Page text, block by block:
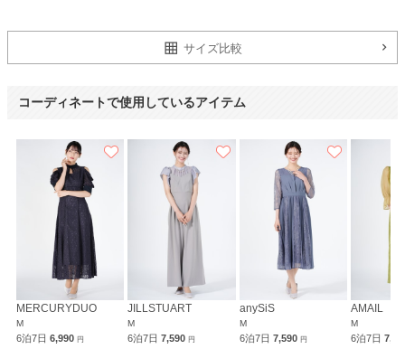
サイズ比較
コーディネートで使用しているアイテム
MERCURYDUO
M
6泊7日 6,990 円
JILLSTUART
M
6泊7日7,590円
anySiS
M
6泊7日 7,590 円
AMAIL
M
6泊7日